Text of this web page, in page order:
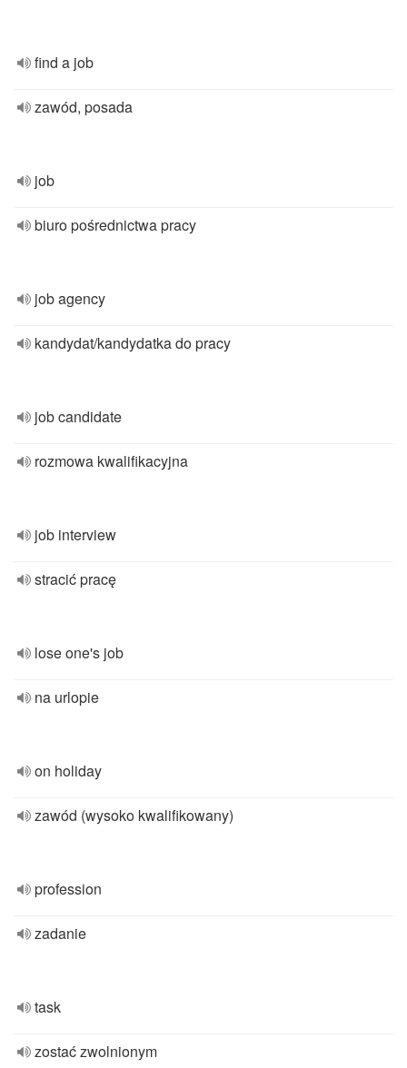
find a job
zawód, posada
job
biuro pośrednictwa pracy
job agency
kandydat/kandydatka do pracy
job candidate
rozmowa kwalifikacyjna
job interview
stracić pracę
lose one's job
na urlopie
on holiday
zawód (wysoko kwalifikowany)
profession
zadanie
task
zostać zwolnionym